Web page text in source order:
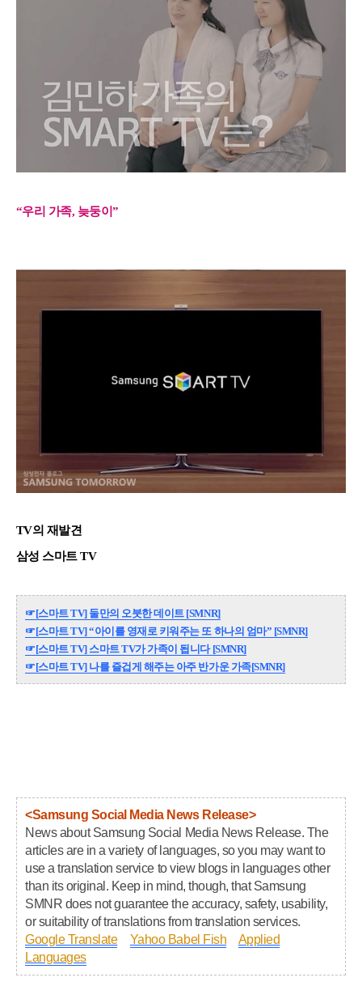
“우리 가족, 늦둥이”
TV의 재발견
삼성 스마트 TV
☞[스마트 TV] 둘만의 오붓한 데이트 [SMNR]
☞[스마트 TV] “아이를 영재로 키워주는 또 하나의 엄마” [SMNR]
☞[스마트 TV] 스마트 TV가 가족이 됩니다 [SMNR]
☞[스마트 TV] 나를 즐겁게 해주는 아주 반가운 가족[SMNR]
<Samsung Social Media News Release>
News about Samsung Social Media News Release. The
articles are in a variety of languages, so you may want to
use a translation service to view blogs in languages other
than its original. Keep in mind, though, that Samsung
SMNR does not guarantee the accuracy, safety, usability,
or suitability of translations from translation services.
Google Translate
Yahoo Babel Fish
Applied
Languages